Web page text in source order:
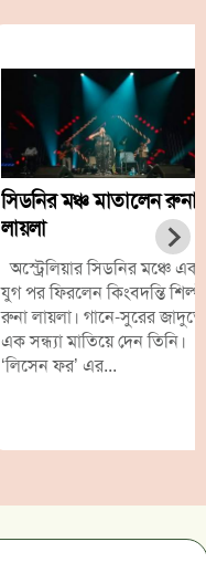
সিডনির মঞ্চ মাতালেন রুনা
লায়লা
অস্ট্রেলিয়ার সিডনির মঞ্চে এক
যুগ পর ফিরলেন কিংবদন্তি শিল্পী
রুনা লায়লা। গানে-সুরের জাদুতে
এক সন্ধ্যা মাতিয়ে দেন তিনি।
‘লিসেন ফর’ এর...